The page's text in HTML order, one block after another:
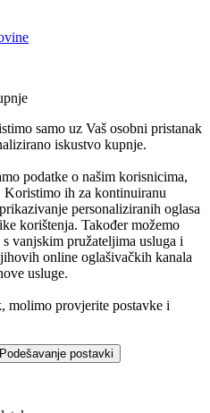
samo uz Vaš osobni pristanak
iskustvo kupnje.
podatke o našim korisnicima,
Koristimo ih za kontinuiranu
personaliziranih oglasa
korištenja. Također možemo
vanjskim pružateljima usluga i
online oglašivačkih kanala
usluge.
molimo provjerite postavke i
Podešavanje postavki